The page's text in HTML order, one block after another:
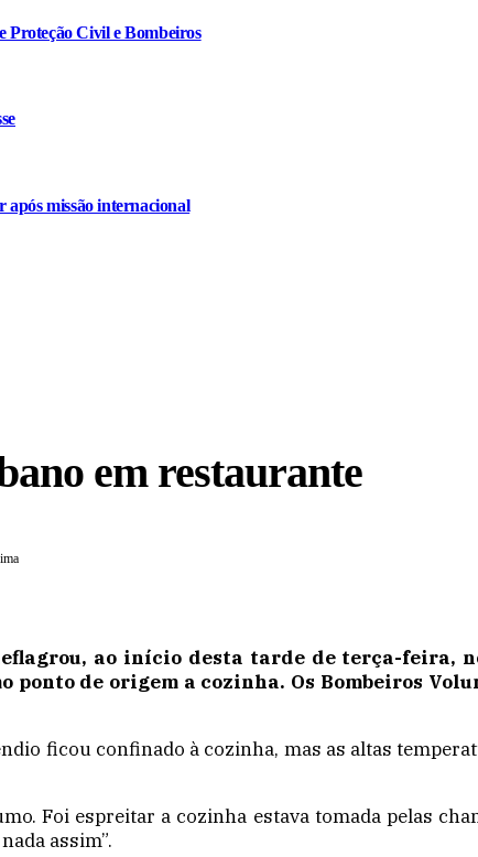
Proteção Civil e Bombeiros
missão internacional
em restaurante
ao início desta tarde de terça-feira,
de origem a cozinha. Os Bombeiros
ficou confinado à cozinha, mas as altas
Foi espreitar a cozinha estava tomada pelas
assim”.